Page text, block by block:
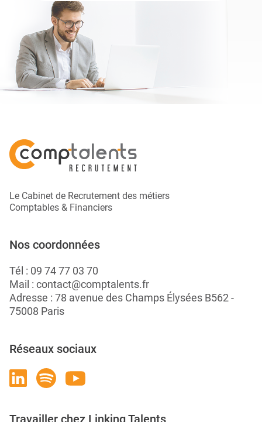
Le Cabinet de Recrutement des métiers
Comptables & Financiers
Nos coordonnées
Tél : 09 74 77 03 70
Mail : contact@comptalents.fr
Adresse : 78 avenue des Champs Élysées B562 -
75008 Paris
Réseaux sociaux
Travailler chez Linking Talents